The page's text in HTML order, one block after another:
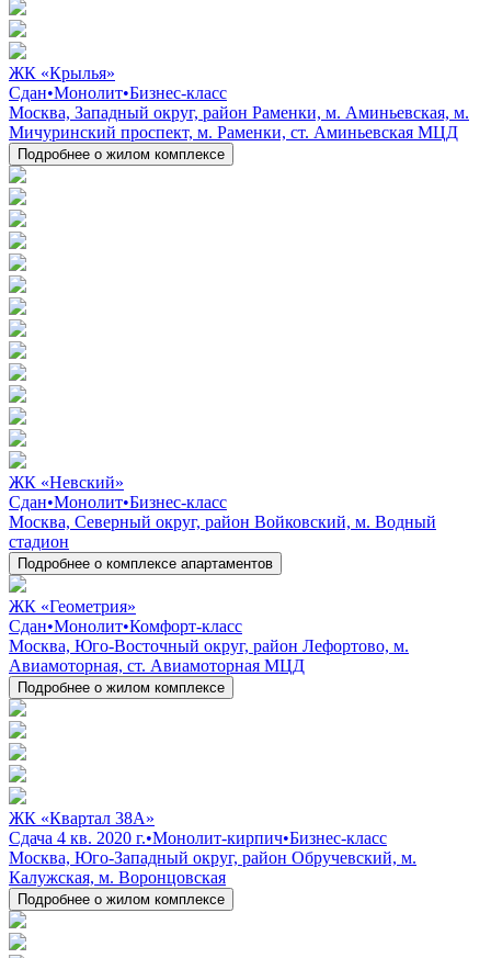
ЖК «Крылья»
Сдан•Монолит•Бизнес-класс
Москва, Западный округ, район Раменки, м. Аминьевская, м.
Мичуринский проспект, м. Раменки, ст. Аминьевская МЦД
Подробнее о жилом комплексе
ЖК «Невский»
Сдан•Монолит•Бизнес-класс
Москва, Северный округ, район Войковский, м. Водный
стадион
Подробнее о комплексе апартаментов
ЖК «Геометрия»
Сдан•Монолит•Комфорт-класс
Москва, Юго-Восточный округ, район Лефортово, м.
Авиамоторная, ст. Авиамоторная МЦД
Подробнее о жилом комплексе
ЖК «Квартал 38А»
Сдача 4 кв. 2020 г.•Монолит-кирпич•Бизнес-класс
Москва, Юго-Западный округ, район Обручевский, м.
Калужская, м. Воронцовская
Подробнее о жилом комплексе